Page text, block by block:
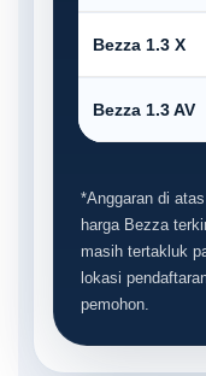
Bezza 1.3 X
Bezza 1.3 AV
*Anggaran di
harga Bezza
masih tertakluk
lokasi
pemohon.